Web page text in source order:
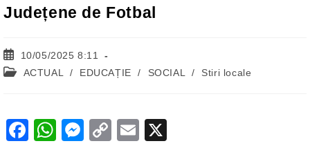
Județene de Fotbal
Post
published:
10/05/2025 8:11
Post ACTUAL / EDUCAȚIE / SOCIAL / Stiri locale
F
W
M
C
E